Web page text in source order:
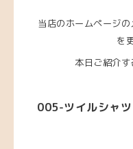
当店のホームページの
を
本日ご紹介す
005-ツイルシャ